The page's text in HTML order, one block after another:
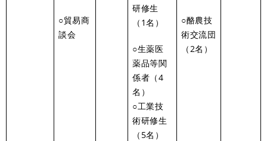
○貿易商
談会
研修生
（1名）
○生薬医
薬品等関
係者（4
名）
○工業技
術研修生
（5名）
○酪農技
術交流団
（2名）